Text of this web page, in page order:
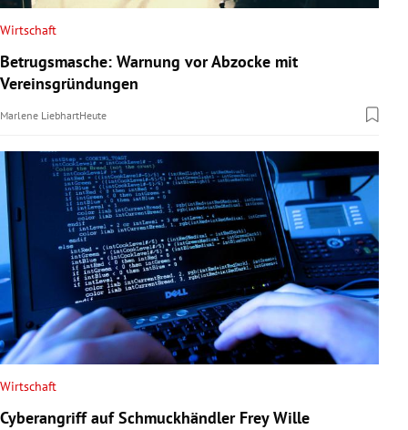
Wirtschaft
Betrugsmasche: Warnung vor Abzocke mit
Vereinsgründungen
Marlene LiebhartHeute
Wirtschaft
Cyberangriff auf Schmuckhändler Frey Wille